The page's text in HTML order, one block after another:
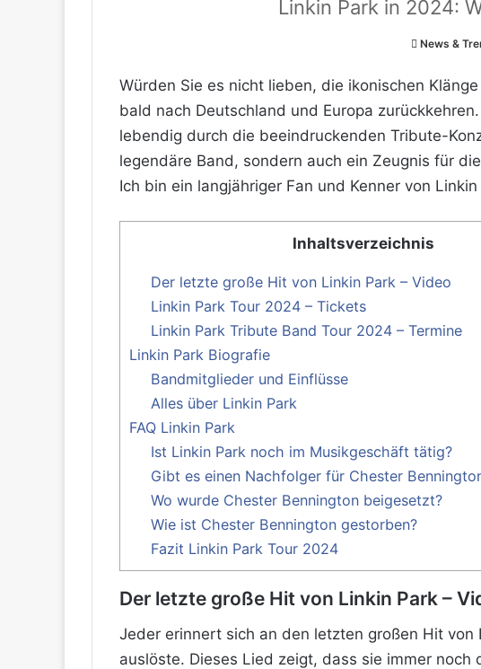
Linkin Park in 2024:
News &
Würden Sie es nicht lieben, die ikonischen
bald nach Deutschland und Europa
lebendig durch die beeindruckenden Tribute-
legendäre Band, sondern auch ein Zeugnis für
Ich bin ein langjähriger Fan und Kenner von
Inhaltsverzeichnis
Der letzte große Hit von Linkin Park – Video
Linkin Park Tour 2024 – Tickets
Linkin Park Tribute Band Tour 2024 – Termine
Linkin Park Biografie
Bandmitglieder und Einflüsse
Alles über Linkin Park
FAQ Linkin Park
Ist Linkin Park noch im Musikgeschäft tätig?
Gibt es einen Nachfolger für Chester
Wo wurde Chester Bennington beigesetzt?
Wie ist Chester Bennington gestorben?
Fazit Linkin Park Tour 2024
Der letzte große Hit von Linkin Park –
Jeder erinnert sich an den letzten großen Hit
auslöste. Dieses Lied zeigt, dass sie immer